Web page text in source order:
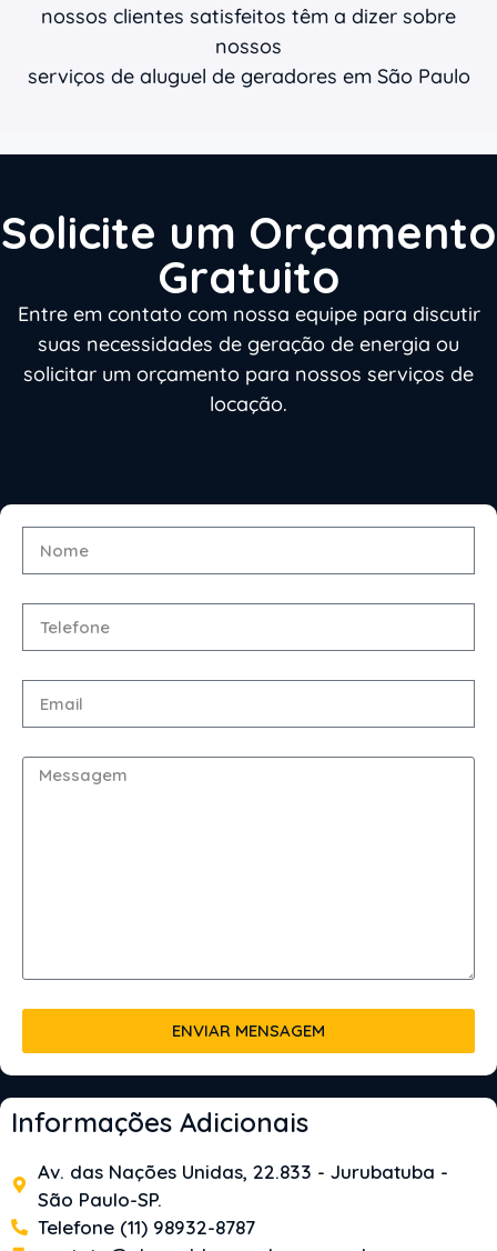
nossos clientes satisfeitos têm a dizer sobre
nossos
serviços de aluguel de geradores em São Paulo
Solicite um Orçamento
Gratuito
Entre em contato com nossa equipe para discutir
suas necessidades de geração de energia ou
solicitar um orçamento para nossos serviços de
locação.
ENVIAR MENSAGEM
Informações Adicionais
Av. das Nações Unidas, 22.833 - Jurubatuba -
São Paulo-SP.
Telefone (11) 98932-8787